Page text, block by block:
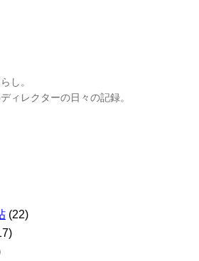
し。
ィレクターの日々の記録。
(22)